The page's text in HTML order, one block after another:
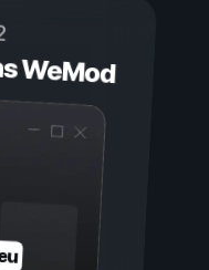
WeMod